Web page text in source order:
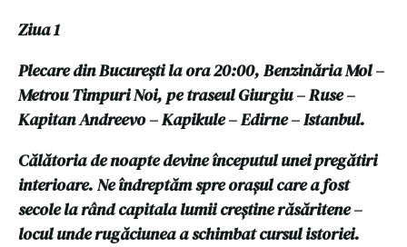
Ziua 1
Plecare din București la ora 20:00, Benzinăria Mol –
Metrou Timpuri Noi, pe traseul Giurgiu – Ruse –
Kapitan Andreevo – Kapikule – Edirne – Istanbul.
Călătoria de noapte devine începutul unei pregătiri
interioare. Ne îndreptăm spre orașul care a fost
secole la rând capitala lumii creștine răsăritene –
locul unde rugăciunea a schimbat cursul istoriei.